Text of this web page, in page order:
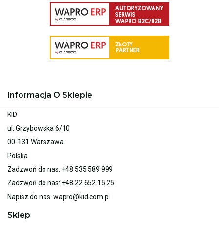
Informacja O Sklepie
KID
ul. Grzybowska 6/10
00-131 Warszawa
Polska
Zadzwoń do nas: +48 535 589 999
Zadzwoń do nas: +48 22 652 15 25
Napisz do nas: wapro@kid.com.pl
Sklep